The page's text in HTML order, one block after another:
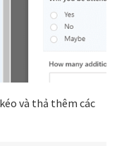
và thả thêm các